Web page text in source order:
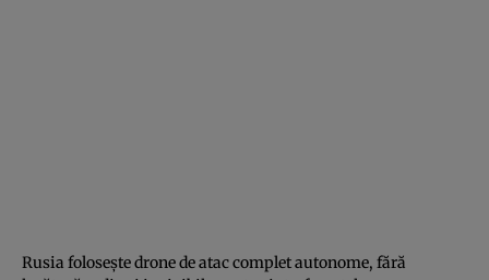
Rusia folosește drone de atac complet autonome, fără